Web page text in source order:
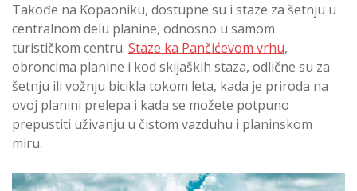
Takođe na Kopaoniku, dostupne su i staze za šetnju u
centralnom delu planine, odnosno u samom
turističkom centru. Staze ka Pančićevom vrhu,
obroncima planine i kod skijaških staza, odlične su za
šetnju ili vožnju bicikla tokom leta, kada je priroda na
ovoj planini prelepa i kada se možete potpuno
prepustiti uživanju u čistom vazduhu i planinskom
miru.